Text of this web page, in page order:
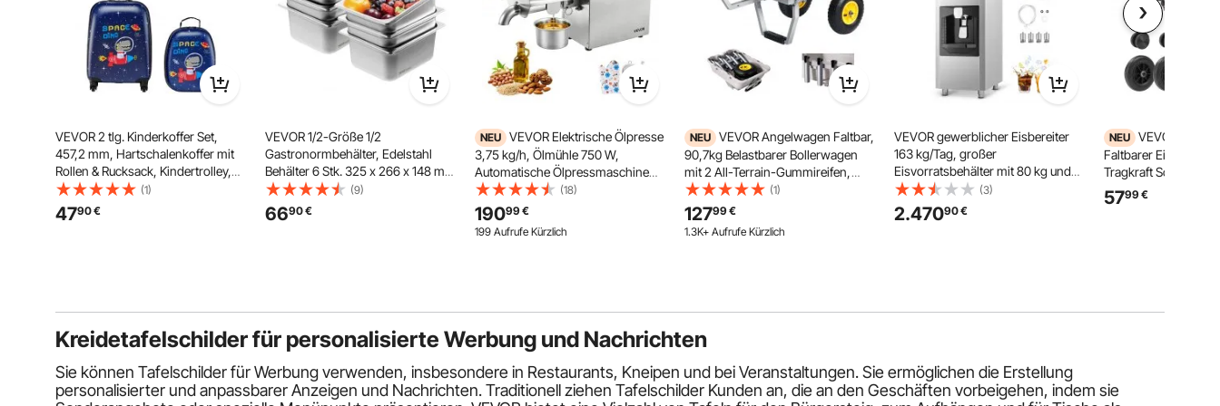
VEVOR 2 tlg. Kinderkoffer Set,
457,2 mm, Hartschalenkoffer mit
Rollen & Rucksack, Kindertrolley,
Kids Suitcase, perfekte Geschenke
für Jungen & Mädchen, praktisch
für Reisen & Fliegen (Dinosaurier)
(1)
4790€
VEVOR 1/2-Größe 1/2
Gastronormbehälter, Edelstahl
Behälter 6 Stk. 325 x 266 x 148 mm
Speisebehälter, kommerzieller
Dampfpfanne Warmhaltebehälter,
Hotelpfanne Tisch Food Pan Buffet
(9)
6690€
NEU VEVOR Elektrische Ölpresse
3,75 kg/h, Ölmühle 750 W,
Automatische Ölpressmaschine
mit Heißpressung (50 °C-300 °C)
& Reinigungsbürste, Ölmaschine
für Erdnüsse, Sesam, Sojabohnen
und Mandeln, Edelstahl
(18)
19099€
199 Aufrufe Kürzlich
NEU VEVOR Angelwagen Faltbar,
90,7kg Belastbarer Bollerwagen
mit 2 All-Terrain-Gummireifen,
Transportwagen mit Alugestell 8
Rutenhaltern, Multifunktionale
Transportkarre für Angeln
Camping Strand Outdoor
(1)
12799€
1.3K+ Aufrufe Kürzlich
VEVOR gewerblicher Eisbereiter
163 kg/Tag, großer
Eisvorratsbehälter mit 80 kg und
automatischer Eisausgabe (9
kg/Min.), selbstreinigende
Eismaschine mit Touchscreen für
(3)
2.47090€
NEU VEVOR
Faltbarer
Tragkraft Schwarz,
Mit Kühlfach
Rollen, Tasche
5799€
Kreidetafelschilder für personalisierte Werbung und Nachrichten
Sie können Tafelschilder für Werbung verwenden, insbesondere in Restaurants, Kneipen und bei Veranstaltungen. Sie ermöglichen die Erstellung
personalisierter und anpassbarer Anzeigen und Nachrichten. Traditionell ziehen Tafelschilder Kunden an, die an den Geschäften vorbeigehen, indem sie